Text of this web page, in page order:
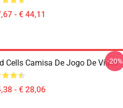
- € 44,11
Cells Camisa De Jogo De Vídeo
- € 28,06
-20%